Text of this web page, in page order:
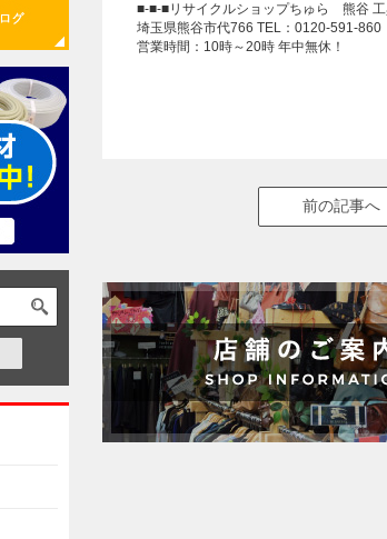
■-■-■リサイクルショップちゅら 熊谷
埼玉県熊谷市代766 TEL：0120-591-860
営業時間：10時～20時 年中無休！
前の記事へ